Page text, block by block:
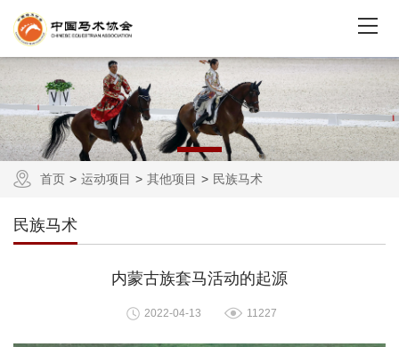
首页 运动项目 其他项目 民族马术
民族马术
内蒙古族套马活动的起源
2022-04-13 11227